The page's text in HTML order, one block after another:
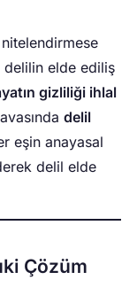
delilin elde ediliş
gizliliği ihlal
delil
eşin anayasal
delil elde
Çözüm